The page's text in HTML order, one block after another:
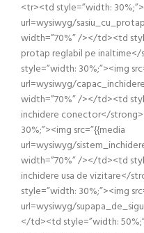
<tr><td style=”width:
url=wysiwyg/
width=”70%” /></td><td
protap reglabil pe
style=”width: 30%;”><img
url=wysiwyg/
width=”70%” /></td><td
inchidere conector</
30%;”><img src=”{{media
url=wysiwyg/
width=”70%” /></td><td
inchidere usa de vizitare</
style=”width: 30%;”><img
url=wysiwyg/
</td><td style=”width: